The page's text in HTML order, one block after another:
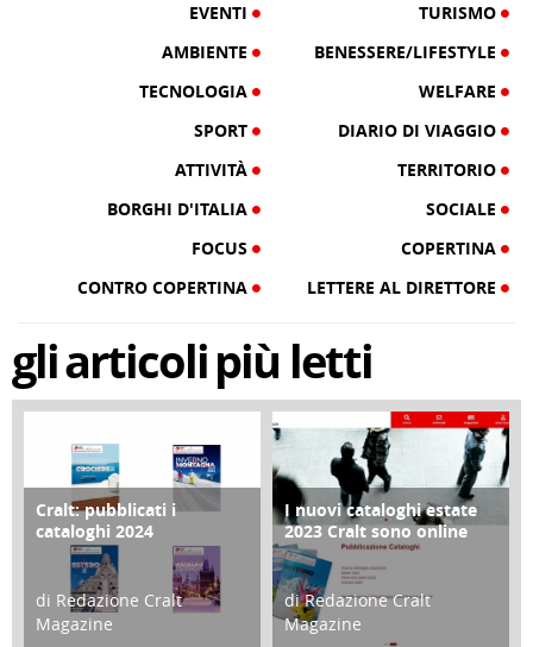
EVENTI
TURISMO
AMBIENTE
BENESSERE/LIFESTYLE
TECNOLOGIA
WELFARE
SPORT
DIARIO DI VIAGGIO
ATTIVITÀ
TERRITORIO
BORGHI D'ITALIA
SOCIALE
FOCUS
COPERTINA
CONTRO COPERTINA
LETTERE AL DIRETTORE
gliarticolipiù letti
COPERTINA
Cralt: pubblicati i
cataloghi 2024
di Redazione Cralt
Magazine
CONTRO COPERTINA
I nuovi cataloghi estate
2023 Cralt sono online
di Redazione Cralt
Magazine